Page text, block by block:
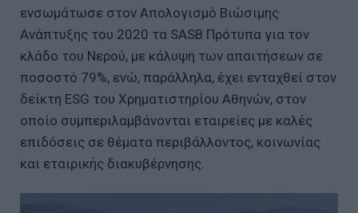
ενσωμάτωσε στον Απολογισμό Βιώσιμης
Ανάπτυξης του 2020 τα SASB Πρότυπα για τον
κλάδο του Νερού, με κάλυψη των απαιτήσεων σε
ποσοστό 79%, ενώ, παράλληλα, έχει ενταχθεί στον
δείκτη ESG του Χρηματιστηρίου Αθηνών, στον
οποίο συμπεριλαμβάνονται εταιρείες με καλές
επιδόσεις σε θέματα περιβάλλοντος, κοινωνίας
και εταιρικής διακυβέρνησης.